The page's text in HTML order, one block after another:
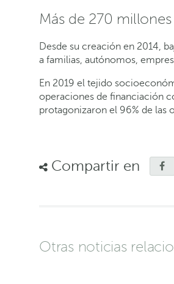
Más de 270
Desde su creación en 2014,
a familias, autónomos,
En 2019 el tejido
operaciones de financiación
protagonizaron el 96% de las
Compartir en
Otras noticias